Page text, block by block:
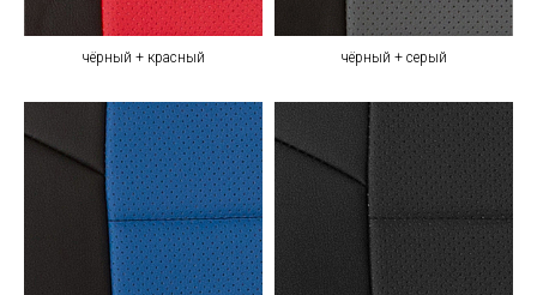
чёрный + красный чёрный + серый